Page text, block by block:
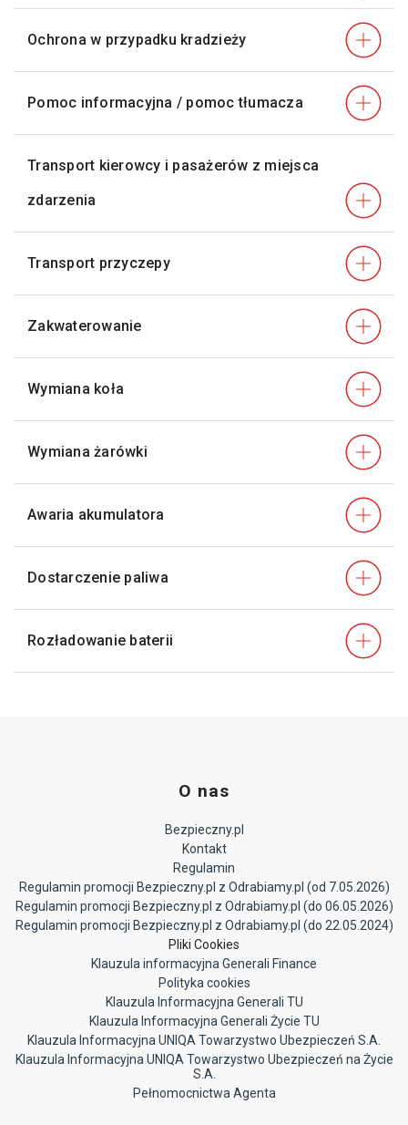
Ochrona w przypadku kradzieży
Pomoc informacyjna / pomoc tłumacza
Transport kierowcy i pasażerów z miejsca
zdarzenia
Transport przyczepy
Zakwaterowanie
Wymiana koła
Wymiana żarówki
Awaria akumulatora
Dostarczenie paliwa
Rozładowanie baterii
O nas
Bezpieczny.pl
Kontakt
Regulamin
Regulamin promocji Bezpieczny.pl z Odrabiamy.pl (od 7.05.2026)
Regulamin promocji Bezpieczny.pl z Odrabiamy.pl (do 06.05.2026)
Regulamin promocji Bezpieczny.pl z Odrabiamy.pl (do 22.05.2024)
Pliki Cookies
Klauzula informacyjna Generali Finance
Polityka cookies
Klauzula Informacyjna Generali TU
Klauzula Informacyjna Generali Życie TU
Klauzula Informacyjna UNIQA Towarzystwo Ubezpieczeń S.A.
Klauzula Informacyjna UNIQA Towarzystwo Ubezpieczeń na Życie
S.A.
Pełnomocnictwa Agenta